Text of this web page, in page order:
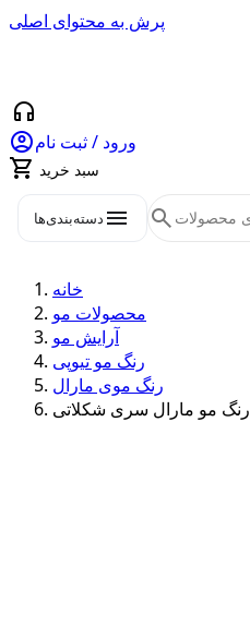
پرش به محتوای اصلی
headphones
ورود / ثبت نام
 سبد خرید
menu دسته‌بندی‌ها search
خانه
محصولات مو
آرایش مو
رنگ مو تیوپی
رنگ موی مارال
رنگ مو مارال سری شکلاتی